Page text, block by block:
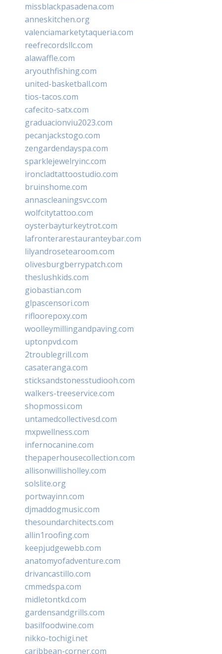
missblackpasadena.com
anneskitchen.org
valenciamarketytaqueria.com
reefrecordsllc.com
alawaffle.com
aryouthfishing.com
united-basketball.com
tios-tacos.com
cafecito-satx.com
graduacionviu2023.com
pecanjackstogo.com
zengardendayspa.com
sparklejewelryinc.com
ironcladtattoostudio.com
bruinshome.com
annascleaningsvc.com
wolfcitytattoo.com
oysterbayturkeytrot.com
lafronterarestauranteybar.com
lilyandrosetearoom.com
olivesburgberrypatch.com
theslushkids.com
giobastian.com
glpascensori.com
rifloorepoxy.com
woolleymillingandpaving.com
uptonpvd.com
2troublegrill.com
casateranga.com
sticksandstonesstudiooh.com
walkers-treeservice.com
shopmossi.com
untamedcollectivesd.com
mxpwellness.com
infernocanine.com
thepaperhousecollection.com
allisonwillisholley.com
solslite.org
portwayinn.com
djmaddogmusic.com
thesoundarchitects.com
allin1roofing.com
keepjudgewebb.com
anatomyofadventure.com
drivancastillo.com
cmmedspa.com
midletontkd.com
gardensandgrills.com
basilfoodwine.com
nikko-tochigi.net
caribbean-corner.com